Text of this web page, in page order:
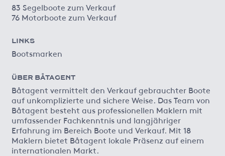
83 Segelboote zum Verkauf
76 Motorboote zum Verkauf
LINKS
Bootsmarken
ÜBER BÅTAGENT
Båtagent vermittelt den Verkauf gebrauchter Boote
auf unkomplizierte und sichere Weise. Das Team von
Båtagent besteht aus professionellen Maklern mit
umfassender Fachkenntnis und langjähriger
Erfahrung im Bereich Boote und Verkauf. Mit 18
Maklern bietet Båtagent lokale Präsenz auf einem
internationalen Markt.